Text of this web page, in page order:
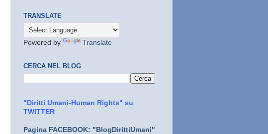
TRANSLATE
Powered by Translate
CERCA NEL BLOG
"Diritti Umani-Human Rights" su
TWITTER
Pagina FACEBOOK: "BlogDirittiUmani"